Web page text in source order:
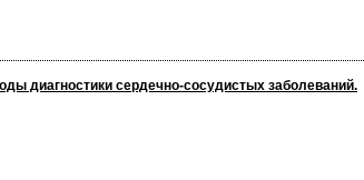
диагностики сердечно-сосудистых заболеваний.